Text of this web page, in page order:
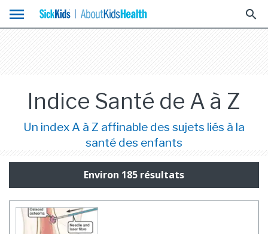
menu search
Indice Santé de A à Z
Un index A à Z affinable des sujets liés à la
santé des enfants
Environ 185 résultats